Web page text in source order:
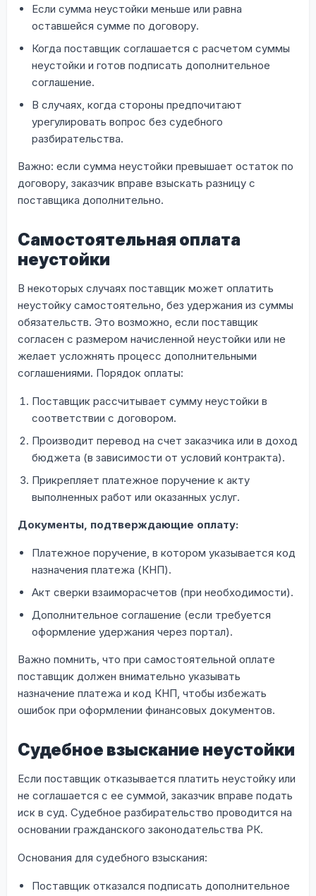
Если сумма неустойки меньше или равна
оставшейся сумме по договору.
Когда поставщик соглашается с расчетом суммы
неустойки и готов подписать дополнительное
соглашение.
В случаях, когда стороны предпочитают
урегулировать вопрос без судебного
разбирательства.
Важно: если сумма неустойки превышает остаток по
договору, заказчик вправе взыскать разницу с
поставщика дополнительно.
Самостоятельная оплата
неустойки
В некоторых случаях поставщик может оплатить
неустойку самостоятельно, без удержания из суммы
обязательств. Это возможно, если поставщик
согласен с размером начисленной неустойки или не
желает усложнять процесс дополнительными
соглашениями. Порядок оплаты:
Поставщик рассчитывает сумму неустойки в
соответствии с договором.
Производит перевод на счет заказчика или в доход
бюджета (в зависимости от условий контракта).
Прикрепляет платежное поручение к акту
выполненных работ или оказанных услуг.
Документы, подтверждающие оплату:
Платежное поручение, в котором указывается код
назначения платежа (КНП).
Акт сверки взаиморасчетов (при необходимости).
Дополнительное соглашение (если требуется
оформление удержания через портал).
Важно помнить, что при самостоятельной оплате
поставщик должен внимательно указывать
назначение платежа и код КНП, чтобы избежать
ошибок при оформлении финансовых документов.
Судебное взыскание неустойки
Если поставщик отказывается платить неустойку или
не соглашается с ее суммой, заказчик вправе подать
иск в суд. Судебное разбирательство проводится на
основании гражданского законодательства РК.
Основания для судебного взыскания:
Поставщик отказался подписать дополнительное